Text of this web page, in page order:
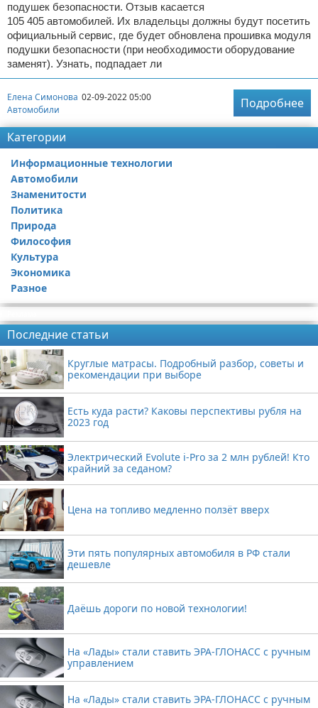
подушек безопасности. Отзыв касается
105 405 автомобилей. Их владельцы должны будут посетить
официальный сервис, где будет обновлена прошивка модуля
подушки безопасности (при необходимости оборудование
заменят). Узнать, подпадает ли
Елена Симонова 02-09-2022 05:00
Автомобили
Подробнее
Категории
Информационные технологии
Автомобили
Знаменитости
Политика
Природа
Философия
Культура
Экономика
Разное
Последние статьи
Круглые матрасы. Подробный разбор, советы и
рекомендации при выборе
Есть куда расти? Каковы перспективы рубля на
2023 год
Электрический Evolute i-Pro за 2 млн рублей! Кто
крайний за седаном?
Цена на топливо медленно ползёт вверх
Эти пять популярных автомобиля в РФ стали
дешевле
Даёшь дороги по новой технологии!
На «Лады» стали ставить ЭРА-ГЛОНАСС с ручным
управлением
На «Лады» стали ставить ЭРА-ГЛОНАСС с ручным